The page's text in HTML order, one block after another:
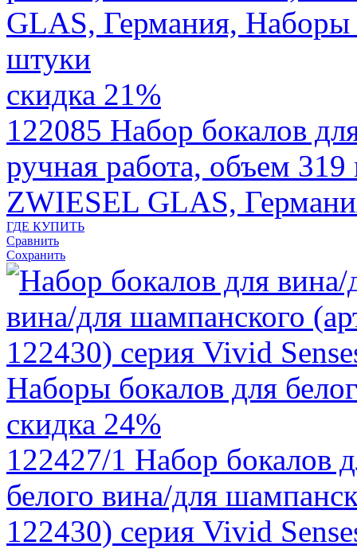
скидка 21%
122085 Набор бокалов
ручная работа, объем
ZWIESEL GLAS,
ГДЕ КУПИТЬ
Сравнить
Сохранить
скидка 24%
122427/1 Набор бокалов
белого вина/для
122430) серия Vivid